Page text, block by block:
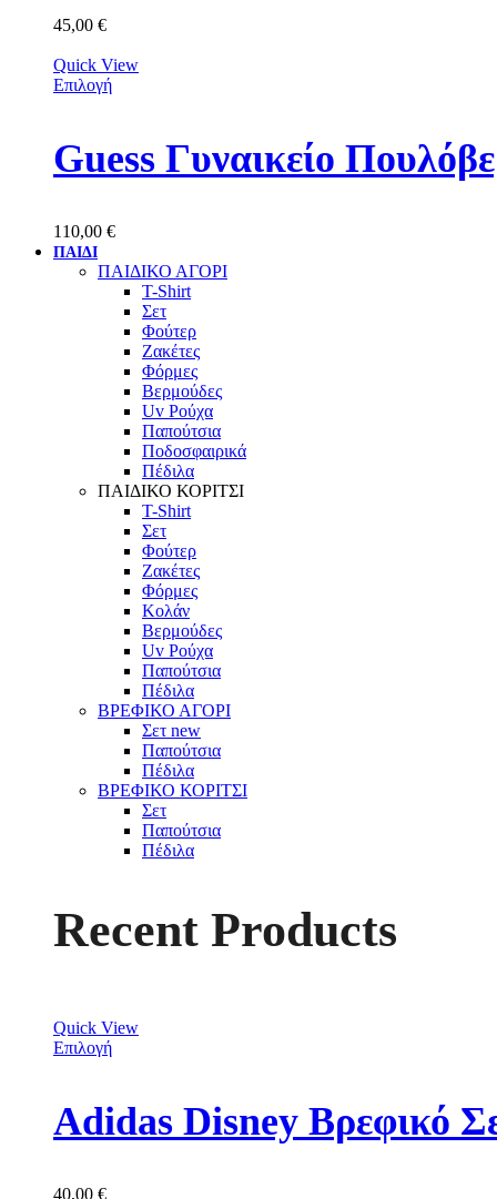
45,00 €
Quick View
Επιλογή
Guess Γυναικείο
110,00 €
ΠΑΙΔΙ
ΠΑΙΔΙΚΟ ΑΓΟΡΙ
T-Shirt
Σετ
Φούτερ
Ζακέτες
Φόρμες
Βερμούδες
Uv Ρούχα
Παπούτσια
Ποδοσφαιρικά
Πέδιλα
ΠΑΙΔΙΚΟ ΚΟΡΙΤΣΙ
T-Shirt
Σετ
Φούτερ
Ζακέτες
Φόρμες
Κολάν
Βερμούδες
Uv Ρούχα
Παπούτσια
Πέδιλα
ΒΡΕΦΙΚΟ ΑΓΟΡΙ
Σετ new
Παπούτσια
Πέδιλα
ΒΡΕΦΙΚΟ ΚΟΡΙΤΣΙ
Σετ
Παπούτσια
Πέδιλα
Recent Products
Quick View
Επιλογή
Adidas Disney Βρεφικό
40,00 €